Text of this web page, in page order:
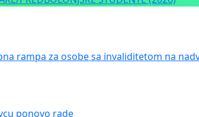
rampa za osobe sa invaliditetom na
ponovo rade